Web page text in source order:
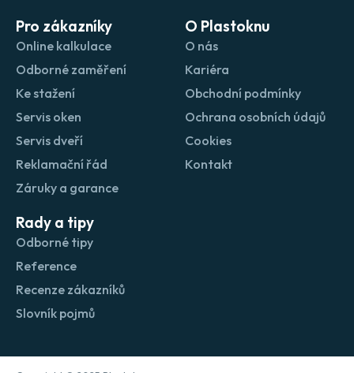
Pro zákazníky
Online kalkulace
Odborné zaměření
Ke stažení
Servis oken
Servis dveří
Reklamační řád
Záruky a garance
O Plastoknu
O nás
Kariéra
Obchodní podmínky
Ochrana osobních údajů
Cookies
Kontakt
Rady a tipy
Odborné tipy
Reference
Recenze zákazníků
Slovník pojmů